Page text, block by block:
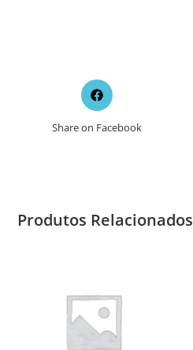
Opens
in
new
Share on Facebook
Produtos Relacionados